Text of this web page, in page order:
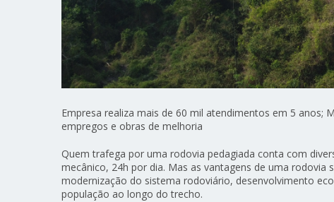
Empresa realiza mais de 60 mil atendimentos em 5 anos;
empregos e obras de melhoria
Quem trafega por uma rodovia pedagiada conta com
mecânico, 24h por dia. Mas as vantagens de uma
modernização do sistema rodoviário, desenvolvimento
população ao longo do trecho.